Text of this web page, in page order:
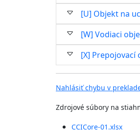
[U] Objekt na
[W] Vodiaci
[X] Prepojovací
Nahlásiť chybu v
Zdrojové súbory na
CCICore-01.xlsx